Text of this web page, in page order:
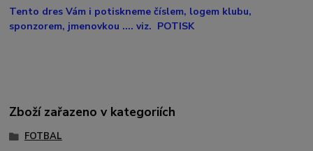
Tento dres Vám i potiskneme číslem, logem klubu,
sponzorem, jmenovkou .... viz. POTISK
Zboží zařazeno v kategoriích
FOTBAL